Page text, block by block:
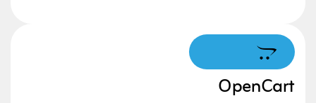
OpenCart